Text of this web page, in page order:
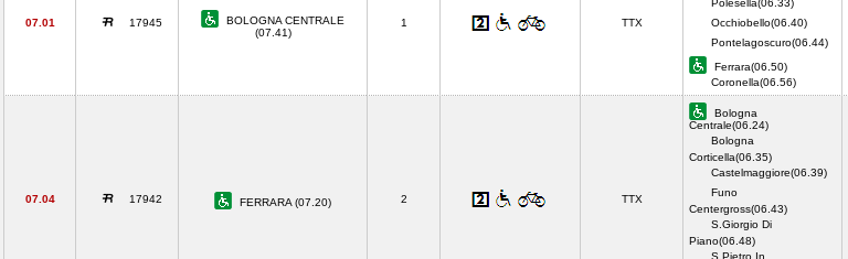
07.01 17945
BOLOGNA CENTRALE
(07.41)
1 TTX
Polesella(06.33)
Occhiobello(06.40)
Pontelagoscuro(06.44)
Ferrara(06.50)
Coronella(06.56)
07.04 17942 FERRARA (07.20) 2 TTX
Bologna
Centrale(06.24)
Bologna
Corticella(06.35)
Castelmaggiore(06.39)
Funo
Centergross(06.43)
S.Giorgio Di
Piano(06.48)
S.Pietro In